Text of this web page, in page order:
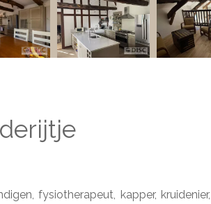
fysiotherapeut, kapper, kruidenier,